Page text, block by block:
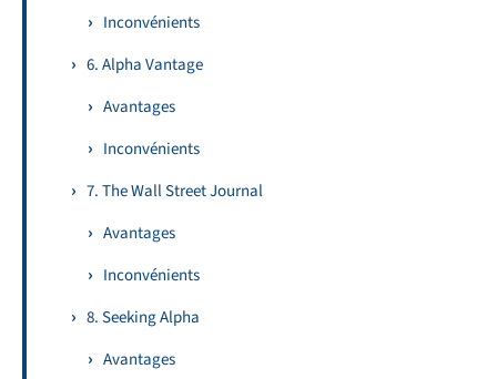
Inconvénients
6. Alpha Vantage
Avantages
Inconvénients
7. The Wall Street Journal
Avantages
Inconvénients
8. Seeking Alpha
Avantages